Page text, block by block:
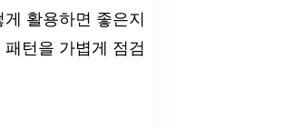
활용하면 좋은지
턴을 가볍게 점검